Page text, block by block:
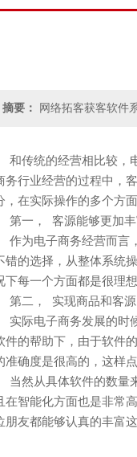
摘要： 网络拓客获客软件
和传统的经营相比较，
务行业经营的过程中，
，在实际操作的多个方
第一， 客源能够更加丰
作为电子商务经营而言
错的选择，从整体系统
下每一个方面都是很理
第二， 实现商品和客源
实际电子商务发展的时
件的帮助下，由于软件
准确度是很高的，这样
当然从具体软件的数量
在智能化方面也是非常
朋友都能够认真的丰富